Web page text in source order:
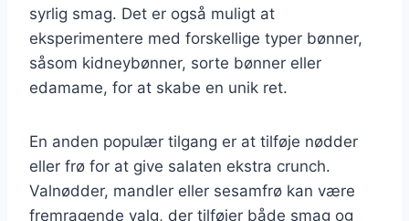
syrlig smag. Det er også muligt at
eksperimentere med forskellige typer bønner,
såsom kidneybønner, sorte bønner eller
edamame, for at skabe en unik ret.
En anden populær tilgang er at tilføje nødder
eller frø for at give salaten ekstra crunch.
Valnødder, mandler eller sesamfrø kan være
fremragende valg, der tilføjer både smag og